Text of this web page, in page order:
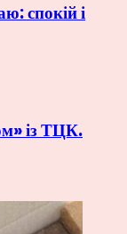
спокій і
із ТЦК.